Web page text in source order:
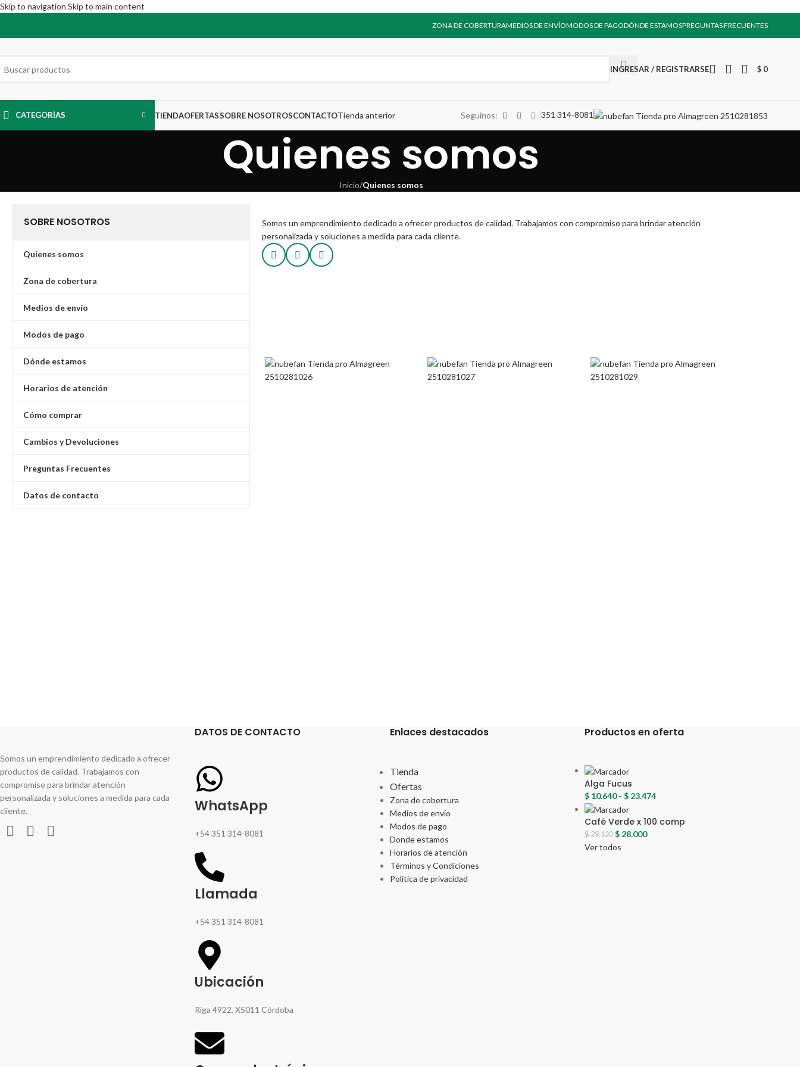
Skip to navigation Skip to main content
ZONA DE COBERTURAMEDIOS DE ENVÍOMODOS DE PAGODÓNDE ESTAMOSPREGUNTAS FRECUENTES
INGRESAR / REGISTRARSE $ 0
CATEGORÍAS TIENDAOFERTASSOBRE NOSOTROSCONTACTOTienda anterior Seguinos: 351 314-8081
Quienes somos
Inicio/Quienes somos
SOBRE NOSOTROS
Quienes somos
Zona de cobertura
Medios de envío
Modos de pago
Dónde estamos
Horarios de atención
Cómo comprar
Cambios y Devoluciones
Preguntas Frecuentes
Datos de contacto
Somos un emprendimiento dedicado a ofrecer productos de calidad. Trabajamos con compromiso para brindar atención
personalizada y soluciones a medida para cada cliente.
Somos un emprendimiento dedicado a ofrecer
productos de calidad. Trabajamos con
compromiso para brindar atención
personalizada y soluciones a medida para cada
cliente.
DATOS DE CONTACTO
WhatsApp
+54 351 314-8081
Llamada
+54 351 314-8081
Ubicación
Riga 4922, X5011 Córdoba
Enlaces destacados
Tienda
Ofertas
Zona de cobertura
Medios de envío
Modos de pago
Donde estamos
Horarios de atención
Términos y Condiciones
Política de privacidad
Productos en oferta
Alga Fucus
$ 10.640 - $ 23.474
Café Verde x 100 comp
$29.120 $ 28.000
Ver todos